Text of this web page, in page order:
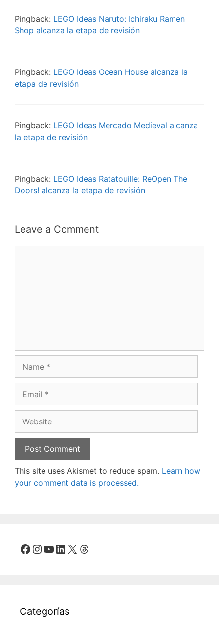
Pingback: LEGO Ideas Naruto: Ichiraku Ramen
Shop alcanza la etapa de revisión
Pingback: LEGO Ideas Ocean House alcanza la
etapa de revisión
Pingback: LEGO Ideas Mercado Medieval alcanza
la etapa de revisión
Pingback: LEGO Ideas Ratatouille: ReOpen The
Doors! alcanza la etapa de revisión
Leave a Comment
This site uses Akismet to reduce spam. Learn how
your comment data is processed.
Facebook
Instagram
YouTube
LinkedIn
X Threads
Categorías